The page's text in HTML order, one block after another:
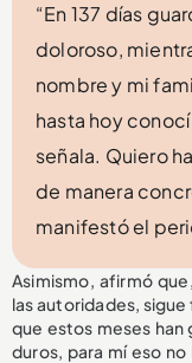
“En 137 días
doloroso,
nombre y mi
hasta hoy
señala. Quiero
de manera
manifestó el
Asimismo, afirmó
las autoridades,
que estos meses han
duros, para mí eso no